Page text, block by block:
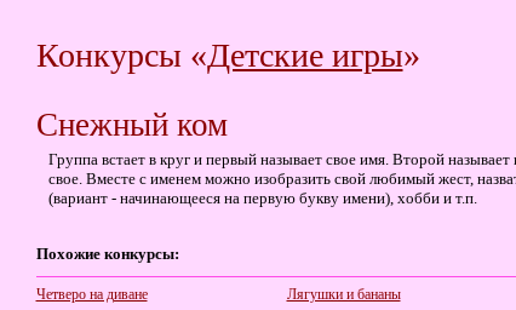
Конкурсы «Детские игры»
Снежный ком
Группа встает в круг и первый называет свое имя. Второй
свое. Вместе с именем можно изобразить свой любимый жест,
(вариант - начинающееся на первую букву имени), хобби и т.п.
Похожие конкурсы:
Четверо на диване Лягушки и бананы